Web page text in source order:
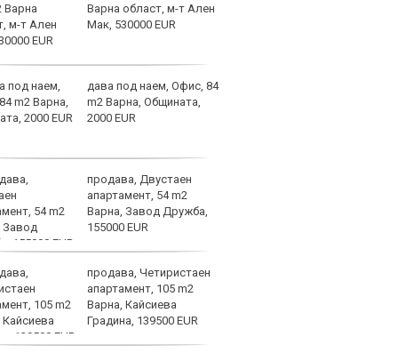
Варна област, м-т Ален
Мак, 530000 EUR
дава под наем, Офис, 84
m2 Варна, Общината,
2000 EUR
продава, Двустаен
апартамент, 54 m2
Варна, Завод Дружба,
155000 EUR
продава, Четиристаен
апартамент, 105 m2
Варна, Кайсиева
Градина, 139500 EUR